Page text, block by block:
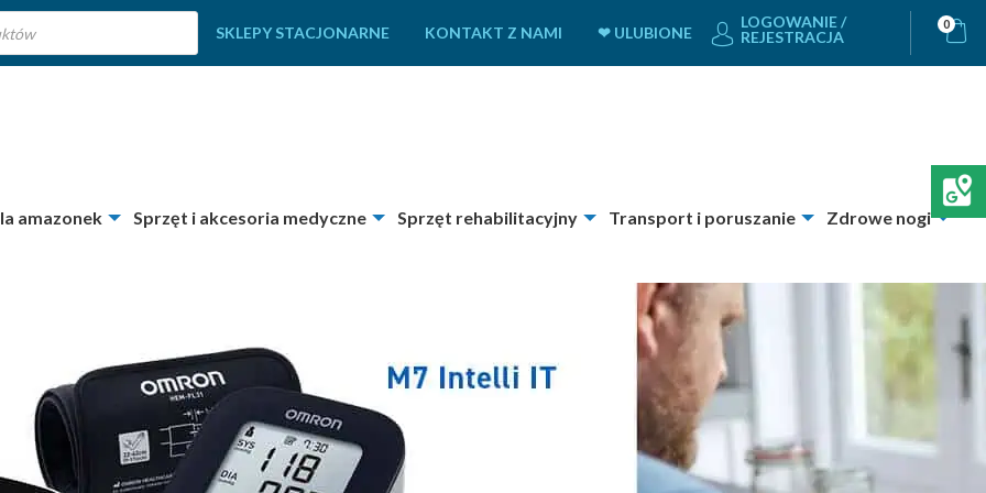
SKLEPY STACJONARNE KONTAKT Z NAMI ❤ ULUBIONE
LOGOWANIE /
REJESTRACJA
0
amazonek Sprzęt i akcesoria medyczne Sprzęt rehabilitacyjny Transport i poruszanie Zdrowe nogi